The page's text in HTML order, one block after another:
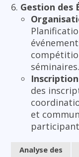
Gestion des
séminaires.
des
et
Analyse des